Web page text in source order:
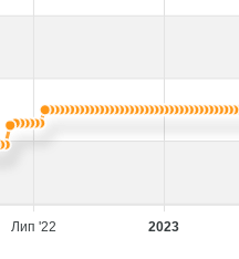
Лип '22 2023